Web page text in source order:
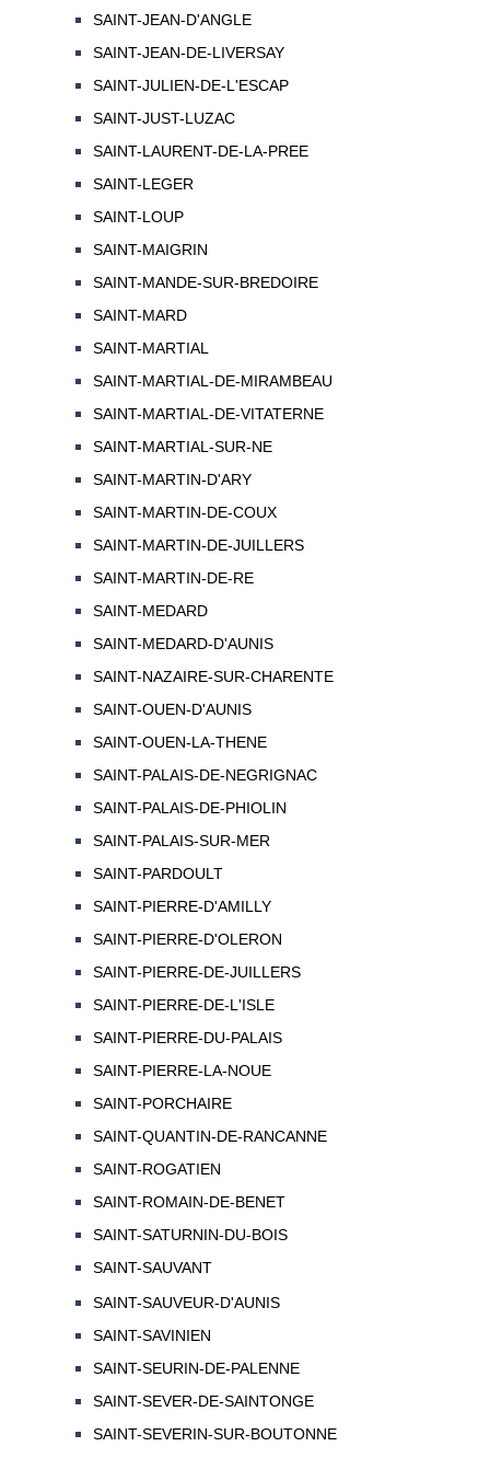
SAINT-JEAN-D'ANGLE
SAINT-JEAN-DE-LIVERSAY
SAINT-JULIEN-DE-L'ESCAP
SAINT-JUST-LUZAC
SAINT-LAURENT-DE-LA-PREE
SAINT-LEGER
SAINT-LOUP
SAINT-MAIGRIN
SAINT-MANDE-SUR-BREDOIRE
SAINT-MARD
SAINT-MARTIAL
SAINT-MARTIAL-DE-MIRAMBEAU
SAINT-MARTIAL-DE-VITATERNE
SAINT-MARTIAL-SUR-NE
SAINT-MARTIN-D'ARY
SAINT-MARTIN-DE-COUX
SAINT-MARTIN-DE-JUILLERS
SAINT-MARTIN-DE-RE
SAINT-MEDARD
SAINT-MEDARD-D'AUNIS
SAINT-NAZAIRE-SUR-CHARENTE
SAINT-OUEN-D'AUNIS
SAINT-OUEN-LA-THENE
SAINT-PALAIS-DE-NEGRIGNAC
SAINT-PALAIS-DE-PHIOLIN
SAINT-PALAIS-SUR-MER
SAINT-PARDOULT
SAINT-PIERRE-D'AMILLY
SAINT-PIERRE-D'OLERON
SAINT-PIERRE-DE-JUILLERS
SAINT-PIERRE-DE-L'ISLE
SAINT-PIERRE-DU-PALAIS
SAINT-PIERRE-LA-NOUE
SAINT-PORCHAIRE
SAINT-QUANTIN-DE-RANCANNE
SAINT-ROGATIEN
SAINT-ROMAIN-DE-BENET
SAINT-SATURNIN-DU-BOIS
SAINT-SAUVANT
SAINT-SAUVEUR-D'AUNIS
SAINT-SAVINIEN
SAINT-SEURIN-DE-PALENNE
SAINT-SEVER-DE-SAINTONGE
SAINT-SEVERIN-SUR-BOUTONNE